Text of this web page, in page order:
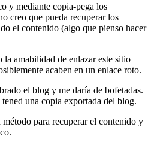
y mediante copia-pega los
creo que pueda recuperar los
el contenido (algo que pienso hacer
la amabilidad de enlazar este sitio
acaben en un enlace roto.
el blog y me daría de bofetadas.
una copia exportada del blog.
para recuperar el contenido y